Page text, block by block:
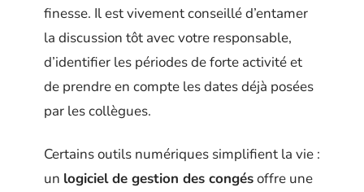
finesse. Il est vivement conseillé d’entamer
la discussion tôt avec votre responsable,
d’identifier les périodes de forte activité et
de prendre en compte les dates déjà posées
par les collègues.
Certains outils numériques simplifient la vie :
un logiciel de gestion des congésoffre une